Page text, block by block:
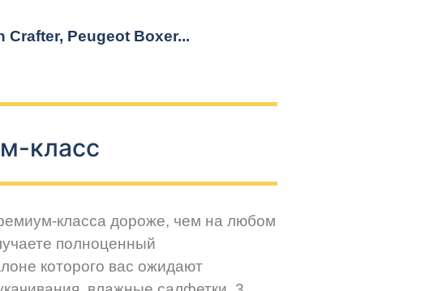
Crafter, Peugeot Boxer...
класс
класса дороже, чем на любом
полноценный
которого вас ожидают